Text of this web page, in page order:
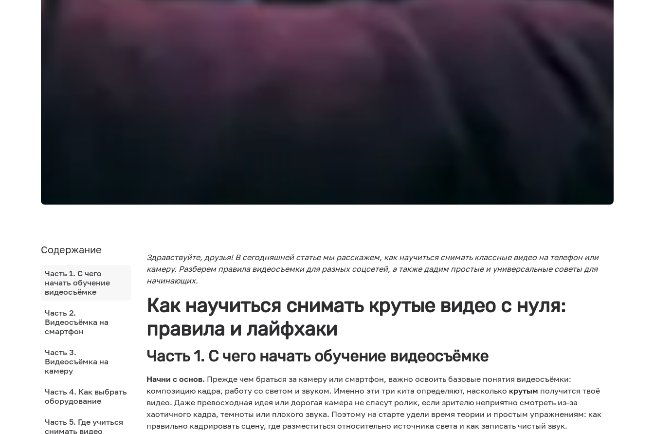
Содержание
Часть 1. С чего
начать обучение
видеосъёмке
Часть 2.
Видеосъёмка на
смартфон
Часть 3.
Видеосъёмка на
камеру
Часть 4. Как выбрать
оборудование
Часть 5. Где учиться
снимать видео
Здравствуйте, друзья! В сегодняшней статье мы расскажем, как научиться снимать классные видео на телефон или
камеру. Разберем правила видеосъемки для разных соцсетей, а также дадим простые и универсальные советы для
начинающих.
Как научиться снимать крутые видео с нуля:
правила и лайфхаки
Часть 1. С чего начать обучение видеосъёмке
Начни с основ. Прежде чем браться за камеру или смартфон, важно освоить базовые понятия видеосъёмки:
композицию кадра, работу со светом и звуком. Именно эти три кита определяют, насколько крутым получится твоё
видео. Даже превосходная идея или дорогая камера не спасут ролик, если зрителю неприятно смотреть из-за
хаотичного кадра, темноты или плохого звука. Поэтому на старте удели время теории и простым упражнениям: как
правильно кадрировать сцену, где разместиться относительно источника света и как записать чистый звук.